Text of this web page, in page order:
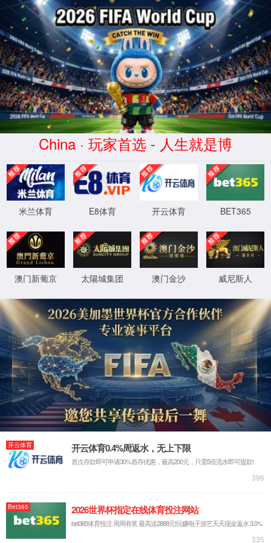
南宫ng·28相信品牌力量
服务器错误
404 - 找不到文件或目录。
您要查找的资源可能已被删除，已更改名称或者暂时不可用。